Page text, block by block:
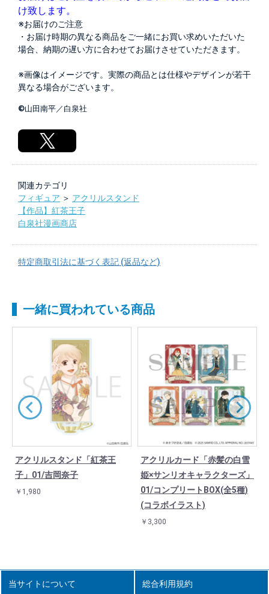
け致します。
※お届けのご注意
・お届け時期の異なる商品をご一緒にお買い求めいただいた
場合、納期の遅い方に合わせてお届けさせていただきます。
※画像はイメージです。実際の商品とは仕様やデザインが若干
異なる場合がございます。
©山田南平／白泉社
関連カテゴリ
フィギュア ＞ アクリルスタンド
【作品】紅茶王子
白泉社漫画商店
特定商取引法に基づく表記 (返品など)
一緒に買われている商品
アクリルスタンド「紅茶王
子」01/吉岡奈子
￥1,980
アクリルカード「赤髪の白雪
姫×サンリオキャラクターズ」
01/コンプリートBOX(全5種)
(コラボイラスト)
￥3,300
当サイトについて 総合利用規約